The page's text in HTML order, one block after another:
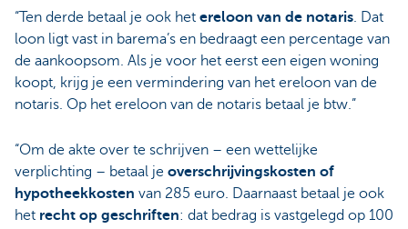
“Ten derde betaal je ook het ereloon van de notaris. Dat
loon ligt vast in barema’s en bedraagt een percentage van
de aankoopsom. Als je voor het eerst een eigen woning
koopt, krijg je een vermindering van het ereloon van de
notaris. Op het ereloon van de notaris betaal je btw.”
“Om de akte over te schrijven – een wettelijke
verplichting – betaal je overschrijvingskosten of
hypotheekkosten van 285 euro. Daarnaast betaal je ook
het recht op geschriften: dat bedrag is vastgelegd op 100